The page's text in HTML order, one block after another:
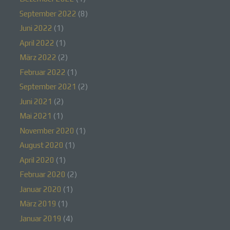
September 2022 (8)
Juni 2022 (1)
April 2022 (1)
März 2022 (2)
Februar 2022 (1)
September 2021 (2)
Juni 2021 (2)
Mai 2021 (1)
November 2020 (1)
August 2020 (1)
April 2020 (1)
Februar 2020 (2)
Januar 2020 (1)
März 2019 (1)
Januar 2019 (4)
Wir verwenden in dieser Datenschutzerklärung
unter anderem die folgenden Begriffe:
a) personenbezogene Daten
Personenbezogene Daten sind alle
identifizierbare natürliche Person (im Folgenden
„betroffene Person") beziehen. Als identifizierbar
wird eine natürliche Person angesehen, die direkt
oder indirekt, insbesondere mittels Zuordnung zu
Kennnummer, zu Standortdaten, zu einer Online-
Kennung oder zu einem oder mehreren
besonderen Merkmalen, die Ausdruck der
physischen, physiologischen, genetischen,
sozialen Identität dieser natürlichen Person sind,
identifiziert werden kann.